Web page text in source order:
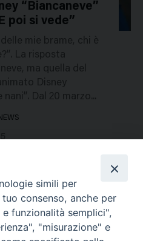
“Biancaneve”
poi si vede”
mie brame, chi è
La risposta
ma quella del
Disney
nani”. Dal 20 marzo...
simili per
consenso, anche per
funzionalità semplici",
"misurazione" e